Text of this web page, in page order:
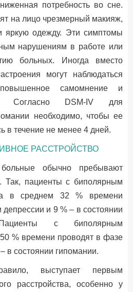
потребность во сне.
на лицо чрезмерный макияж,
яркую одежду. Эти симптомы
нарушениям в работе или
больных. Иногда вместо
могут наблюдаться
повышенное самомнение и
Согласно DSM-IV для
необходимо, чтобы ее
в течение не менее 4 дней.
РАССТРОЙСТВО
обычно пребывают
Так, пациенты с биполярным
в среднем 32 % времени
депрессии и 9 % – в состоянии
Пациенты с биполярным
% времени проводят в фазе
в состоянии гипомании.
выступает первым
расстройства, особенно у